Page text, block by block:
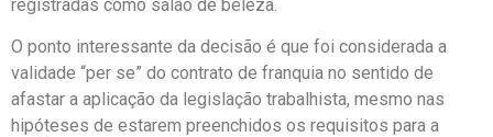
registradas como salão de beleza.
O ponto interessante da decisão é que foi considerada a
validade “per se” do contrato de franquia no sentido de
afastar a aplicação da legislação trabalhista, mesmo nas
hipóteses de estarem preenchidos os requisitos para a